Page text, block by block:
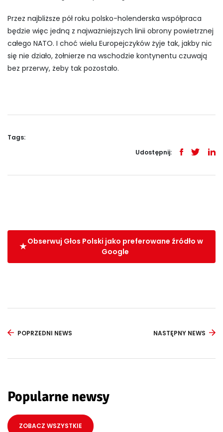
Przez najbliższe pół roku polsko-holenderska współpraca
będzie więc jedną z najważniejszych linii obrony powietrznej
całego NATO. I choć wielu Europejczyków żyje tak, jakby nic
się nie działo, żołnierze na wschodzie kontynentu czuwają
bez przerwy, żeby tak pozostało.
Tags:
Udostępnij:
Obserwuj Głos Polski jako preferowane źródło w
Google
POPRZEDNI NEWS NASTĘPNY NEWS
Popularne newsy
ZOBACZ WSZYSTKIE